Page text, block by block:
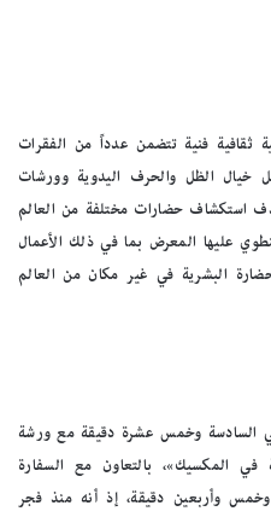
ثقافية فنية تتضمن عدداً من الفقرات
خيال الظل والحرف اليدوية وورشات
استكشاف حضارات مختلفة من العالم
عليها المعرض بما في ذلك الأعمال
البشرية في غير مكان من العالم
في السادسة وخمس عشرة دقيقة مع ورشة
في المكسيك»، بالتعاون مع السفارة
وأربعين دقيقة، إذ أنه منذ فجر